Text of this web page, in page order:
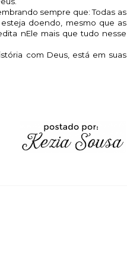
sempre que: Todas as
doendo, mesmo que as
nEle mais que tudo nesse
com Deus, está em suas